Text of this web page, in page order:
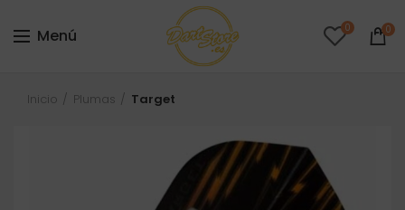
Menú 0 0
Inicio Plumas Target